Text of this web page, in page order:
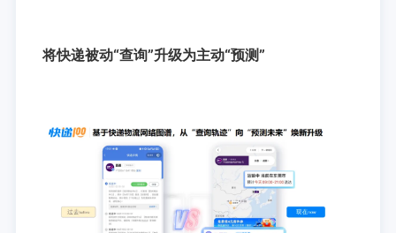
将快递被动“查询”升级为主动“预测”